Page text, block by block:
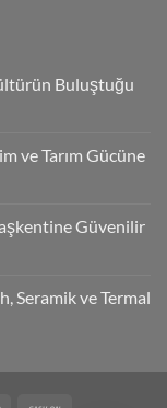
Buluştuğu
ve Tarım Gücüne
Güvenilir
Seramik ve Termal